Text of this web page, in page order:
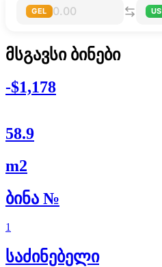
GEL
მსგავსი ბინები
-$1,178
58.9
m2
ბინა №
1
საძინებელი